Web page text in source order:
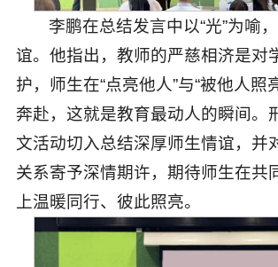
李鹏在总结发言中以“光”为喻
谊。他指出，教师的严慈相济是对
护，师生在“点亮他人”与“被他人照
奔赴，这就是教育最动人的瞬间。
文活动切入总结深厚师生情谊，并
关系寄予深情期许，期待师生在共
上温暖同行、彼此照亮。